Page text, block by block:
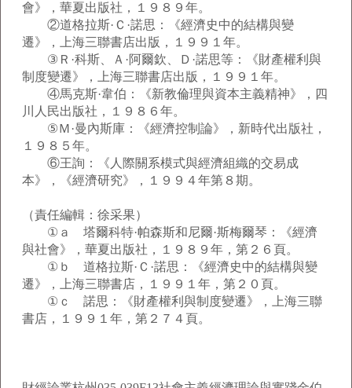
會》，華夏出版社，１９８９年。
②道格拉斯·Ｃ·諾思：《經濟史中的結構與變
遷》，上海三聯書店出版，１９９１年。
③Ｒ·科斯、Ａ·阿爾欽、Ｄ·諾思等：《財產權利與
制度變遷》，上海三聯書店出版，１９９１年。
④馬克斯·韋伯：《新教倫理與資本主義精神》，四
川人民出版社，１９８６年。
⑤Ｍ·曼內斯庫：《經濟控制論》，新時代出版社，
１９８５年。
⑥王詢：《人際關系模式與經濟組織的交易成
本》，《經濟研究》，１９９４年第８期。
（責任編輯：徐采果）
①ａ 塔爾科特·帕森斯和尼爾·斯梅爾琴：《經濟
與社會》，華夏出版社，１９８９年，第２６頁。
①ｂ 道格拉斯·Ｃ·諾思：《經濟史中的結構與變
遷》，上海三聯書店，１９９１年，第２０頁。
①ｃ 諾思：《財產權利與制度變遷》，上海三聯
書店，１９９１年，第２７４頁。